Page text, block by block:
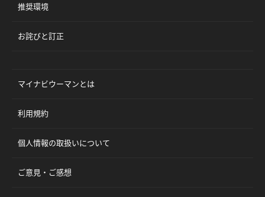
推奨環境
お詫びと訂正
マイナビウーマンとは
利用規約
個人情報の取扱いについて
ご意見・ご感想